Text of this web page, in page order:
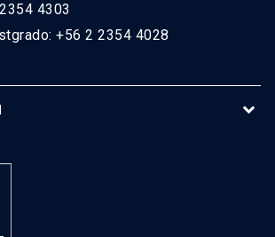
4303
+56 2 2354 4028